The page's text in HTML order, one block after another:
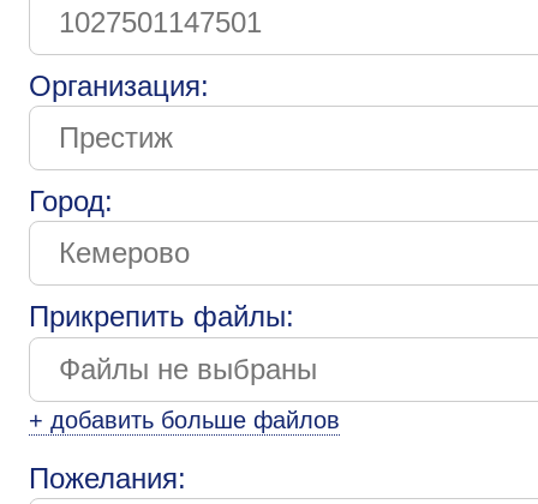
Организация:
Город:
Прикрепить файлы:
+ добавить больше файлов
Пожелания: